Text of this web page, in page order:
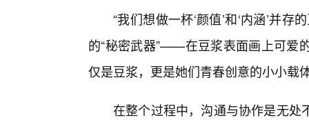
“我们想做一杯‘颜值’和‘内涵’并
的“秘密武器”——在豆浆表面画上可爱
仅是豆浆，更是她们青春创意的小小载
在整个过程中，沟通与协作是无处